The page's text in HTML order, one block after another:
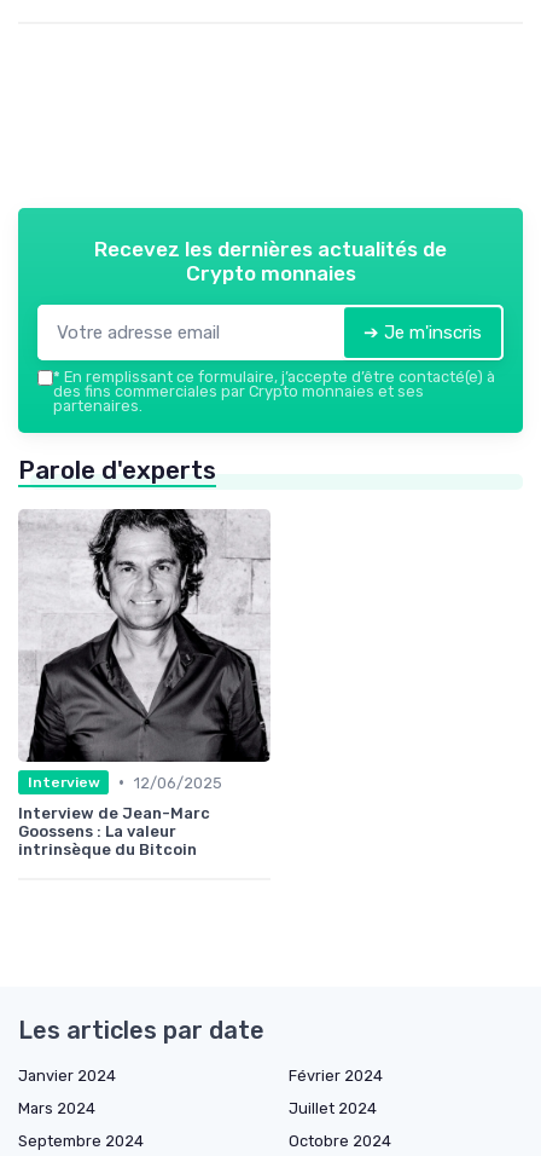
Recevez les dernières actualités de
Crypto monnaies
➔ Je m'inscris
* En remplissant ce formulaire, j’accepte d’être contacté(e) à
des fins commerciales par Crypto monnaies et ses
partenaires.
Parole d'experts
Interview • 12/06/2025
Interview de Jean-Marc
Goossens : La valeur
intrinsèque du Bitcoin
Les articles par date
Janvier 2024
Février 2024
Mars 2024
Juillet 2024
Septembre 2024
Octobre 2024